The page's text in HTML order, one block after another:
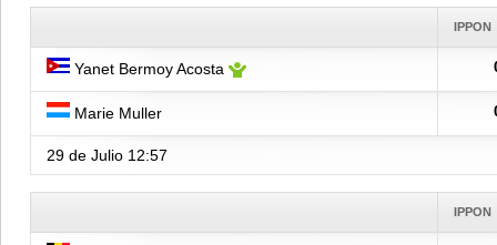
IPPON
Yanet Bermoy Acosta
Marie Muller
29 de Julio 12:57
IPPON